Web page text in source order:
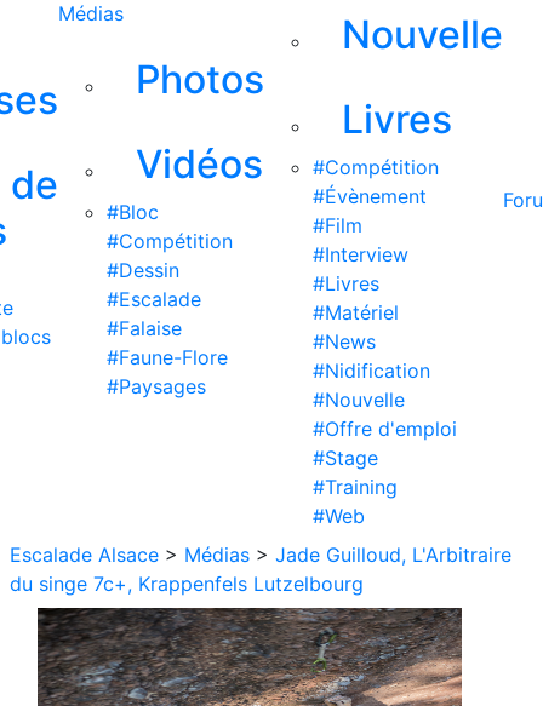
de
Médias
Photos
Vidéos
#Bloc
#Compétition
#Dessin
#Escalade
#Falaise
#Faune-Flore
#Paysages
Nouvelle
Livres
#Compétition
#Évènement
#Film
#Interview
#Livres
#Matériel
#News
#Nidification
#Nouvelle
#Offre d'emploi
#Stage
#Training
#Web
Escalade Alsace > Médias > Jade Guilloud, L'Arbitraire
du singe 7c+, Krappenfels Lutzelbourg